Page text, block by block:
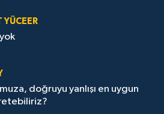
YÜCEER
doğruyu yanlışı en uygun